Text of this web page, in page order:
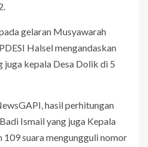
gelaran Musyawarah
Halsel mengandaskan
juga kepala Desa Dolik di 5
hasil perhitungan
Ismail yang juga Kepala
109 suara mengungguli nomor